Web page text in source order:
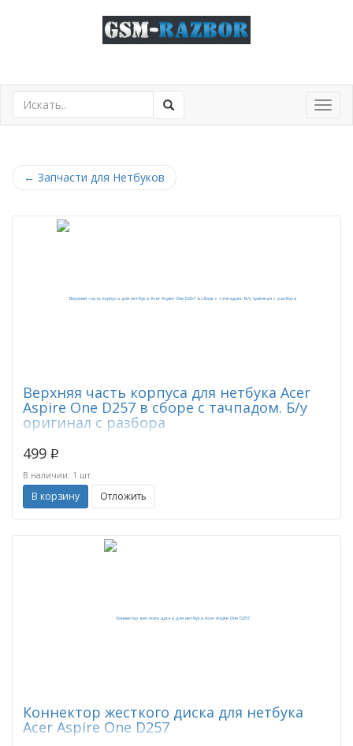
← Запчасти для Нетбуков
Верхняя часть корпуса для нетбука Acer
Aspire One D257 в сборе с тачпадом. Б/у
оригинал с разбора
499 p
В наличии: 1 шт.
В корзину Отложить
Коннектор жесткого диска для нетбука
Acer Aspire One D257